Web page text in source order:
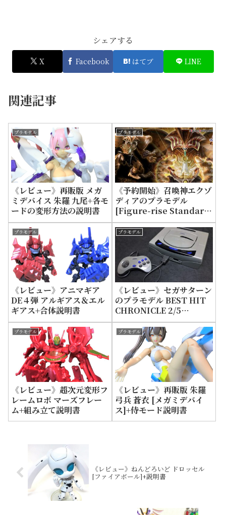
シェアする
X Facebook はてブ LINE
関連記事
プラモデル
《レビュー》再販版 メガ
ミデバイス 朱羅 九尾+各モ
ードの変形方法の説明書
プラモデル
《予約開始》召喚神エクゾ
ディアのプラモデル
[Figure-rise Standard
Amplified]
プラモデル
《レビュー》アニマギア
DE４弾 アルギアス＆エル
ギアス+合体説明書
プラモデル
《レビュー》セガサターン
のプラモデル BEST HIT
CHRONICLE 2/5
SEGASATURN
プラモデル
《レビュー》超次元変形フ
レームロボ マーズフレー
ム+組み立て説明書
プラモデル
《レビュー》再販版 朱羅
弓兵 蒼衣 [メガミデバイ
ス]+侍モード説明書
《レビュー》ねんどろいど ドロッセル
[ファイアボール]+説明書